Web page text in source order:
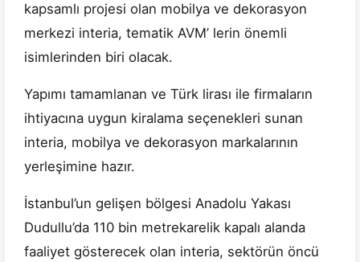
kapsamlı projesi olan mobilya ve dekorasyon
merkezi interia, tematik AVM’ lerin önemli
isimlerinden biri olacak.
Yapımı tamamlanan ve Türk lirası ile firmaların
ihtiyacına uygun kiralama seçenekleri sunan
interia, mobilya ve dekorasyon markalarının
yerleşimine hazır.
İstanbul’un gelişen bölgesi Anadolu Yakası
Dudullu’da 110 bin metrekarelik kapalı alanda
faaliyet gösterecek olan interia, sektörün öncü